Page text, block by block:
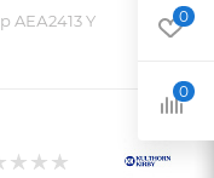
AЕА2413 Y 0
0